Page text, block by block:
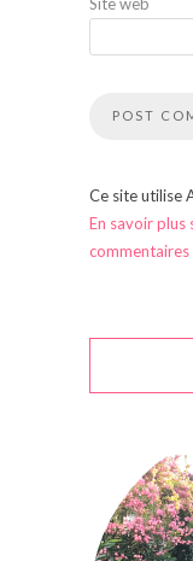
Ce site utilise
En savoir plus